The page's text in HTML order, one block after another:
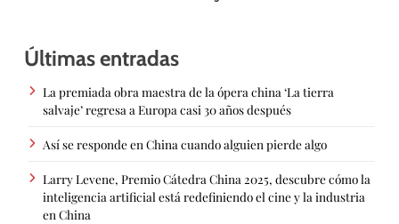
Últimas entradas
La premiada obra maestra de la ópera china ‘La tierra
salvaje’ regresa a Europa casi 30 años después
Así se responde en China cuando alguien pierde algo
Larry Levene, Premio Cátedra China 2025, descubre cómo la
inteligencia artificial está redefiniendo el cine y la industria
en China